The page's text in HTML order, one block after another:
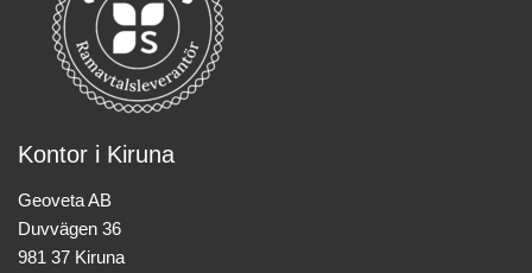
Kontor i Kiruna
Geoveta AB
Duvvägen 36
981 37 Kiruna